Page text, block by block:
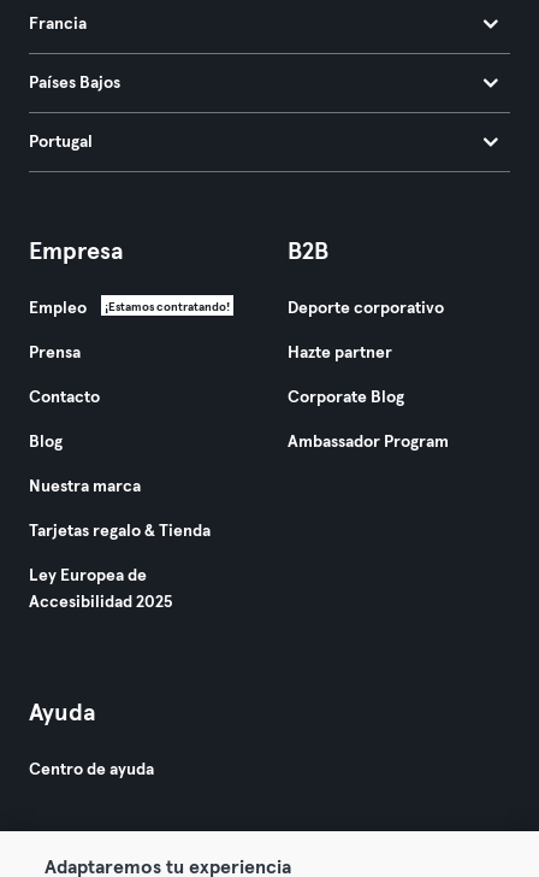
Francia
Países Bajos
Portugal
Empresa
Empleo ¡Estamos contratando!
Prensa
Contacto
Blog
Nuestra marca
Tarjetas regalo & Tienda
Ley Europea de
Accesibilidad 2025
B2B
Deporte corporativo
Hazte partner
Corporate Blog
Ambassador Program
Ayuda
Centro de ayuda
Adaptaremos tu experiencia